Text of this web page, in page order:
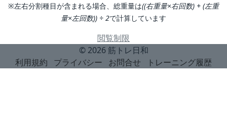
※左右分割種目が含まれる場合、総重量は((右重量×右回数) + (左重
量×左回数)) ÷ 2で計算しています
閲覧制限
© 2026 筋トレ日和
利用規約
プライバシー お問合せ トレーニング履歴